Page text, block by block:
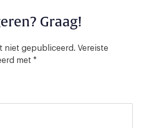
Graag!
niet gepubliceerd. Vereiste
met *